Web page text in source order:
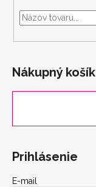
Nákupný košík
Prihlásenie
E-mail